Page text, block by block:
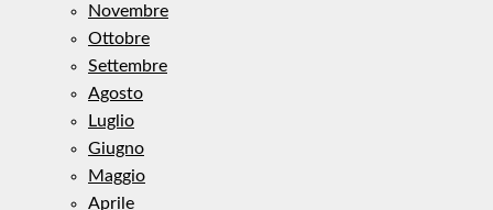
Novembre
Ottobre
Settembre
Agosto
Luglio
Giugno
Maggio
Aprile